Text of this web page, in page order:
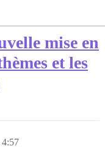
mise en
et les